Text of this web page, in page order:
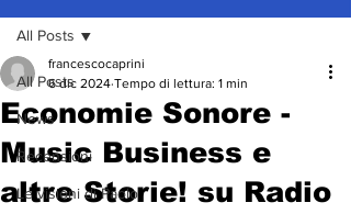
All Posts
News
Recensioni
Le visioni di Paolo
All Posts
Economie Sonore -
Music Business e
altre Storie! su Radio
francescocaprini
6 dic 2024 Tempo di lettura: 1 min